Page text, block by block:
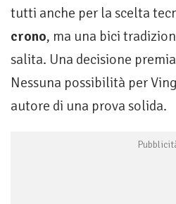
tutti anche per la scelta
crono, ma una bici
salita. Una decisione
Nessuna possibilità per
autore di una prova solida.